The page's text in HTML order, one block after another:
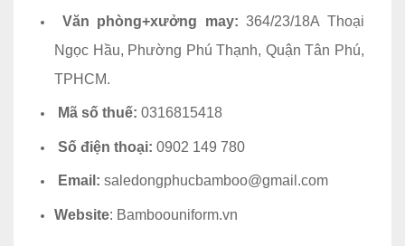
Văn phòng+xưởng may: 364/23/18A Thoại
Ngọc Hầu, Phường Phú Thạnh, Quận Tân Phú,
TPHCM.
Mã số thuế: 0316815418
Số điện thoại: 0902 149 780
Email: saledongphucbamboo@gmail.com
Website: Bamboouniform.vn